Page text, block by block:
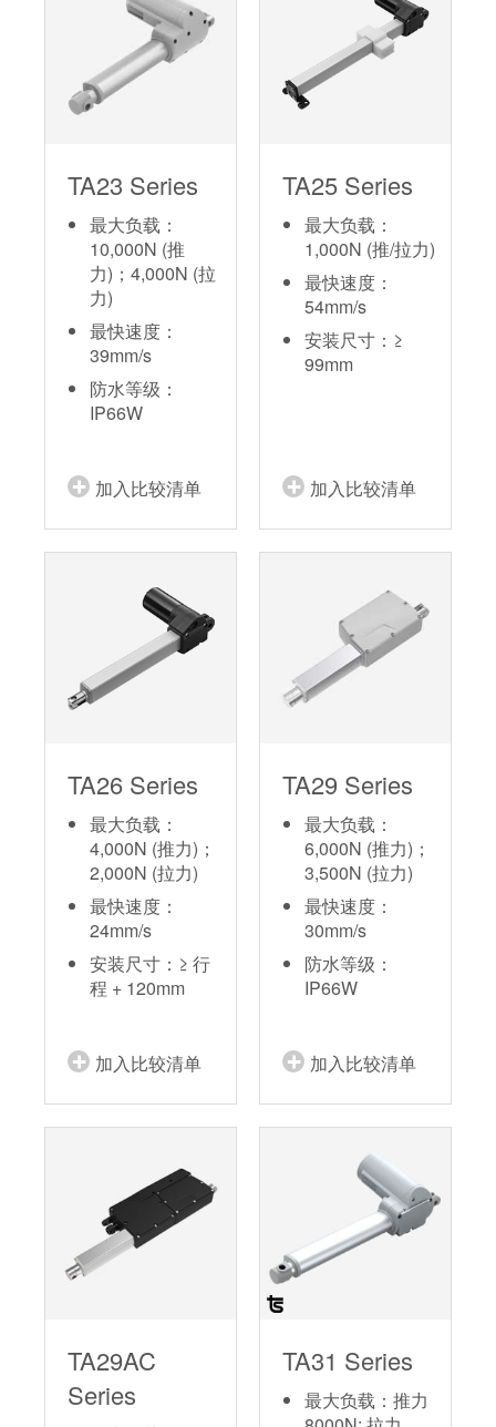
TA23 Series
最大负载：
10,000N (推
力)；4,000N (拉
力)
最快速度：
39mm/s
防水等级：
IP66W
加入比较清单
TA25 Series
最大负载：
1,000N (推/拉力)
最快速度：
54mm/s
安装尺寸：≥
99mm
加入比较清单
TA26 Series
最大负载：
4,000N (推力)；
2,000N (拉力)
最快速度：
24mm/s
安装尺寸：≥ 行
程 + 120mm
加入比较清单
TA29 Series
最大负载：
6,000N (推力)；
3,500N (拉力)
最快速度：
30mm/s
防水等级：
IP66W
加入比较清单
TA29AC
Series
TA31 Series
最大负载：推力